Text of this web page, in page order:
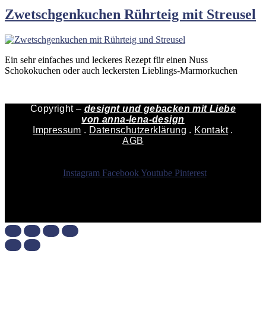
Zwetschgenkuchen Rührteig mit Streusel
Ein sehr einfaches und leckeres Rezept für einen Nuss
Schokokuchen oder auch leckersten Lieblings-Marmorkuchen
Copyright – designt und gebacken mit Liebe
vonanna-lena-design
Impressum . Datenschutzerklärung . Kontakt.
AGB
Instagram Facebook Youtube Pinterest